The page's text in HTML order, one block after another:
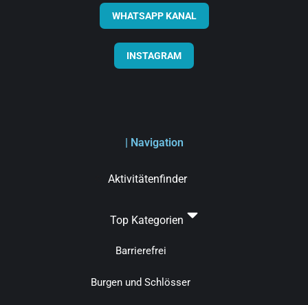
WHATSAPP KANAL
INSTAGRAM
| Navigation
Aktivitätenfinder
Top Kategorien
Barrierefrei
Burgen und Schlösser